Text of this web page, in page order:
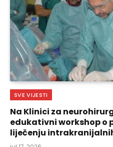
SVE VIJESTI
Na Klinici za
edukativni workshop o
liječenju